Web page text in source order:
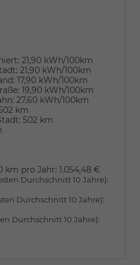
21,90 kWh/100km
21,90 kWh/100km
17,90 kWh/100km
19,90 kWh/100km
27,60 kWh/100km
km
502 km
km pro Jahr: 1.054,48 €
Durchschnitt 10 Jahre):
Durchschnitt 10 Jahre):
Durchschnitt 10 Jahre):